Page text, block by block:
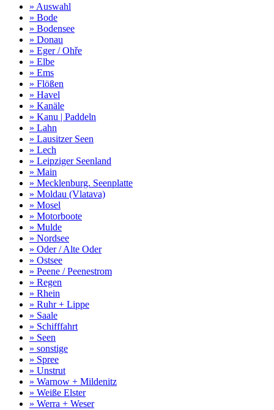
» Auswahl
» Bode
» Bodensee
» Donau
» Eger / Ohře
» Elbe
» Ems
» Flößen
» Havel
» Kanäle
» Kanu | Paddeln
» Lahn
» Lausitzer Seen
» Lech
» Leipziger Seenland
» Main
» Mecklenburg. Seenplatte
» Moldau (Vlatava)
» Mosel
» Motorboote
» Mulde
» Nordsee
» Oder / Alte Oder
» Ostsee
» Peene / Peenestrom
» Regen
» Rhein
» Ruhr + Lippe
» Saale
» Schifffahrt
» Seen
» sonstige
» Spree
» Unstrut
» Warnow + Mildenitz
» Weiße Elster
» Werra + Weser